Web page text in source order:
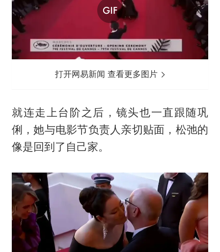
打开网易新闻 查看更多图片
就连走上台阶之后，镜头也一直跟随巩
俐，她与电影节负责人亲切贴面，松弛的
像是回到了自己家。